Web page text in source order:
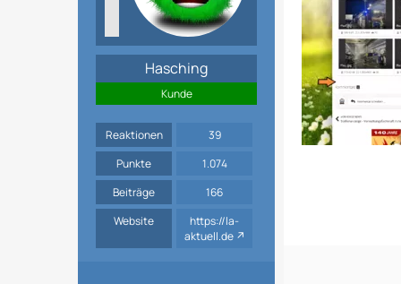
Hasching
Kunde
Reaktionen
39
Punkte
1.074
Beiträge
166
Website
https://la-
aktuell.de